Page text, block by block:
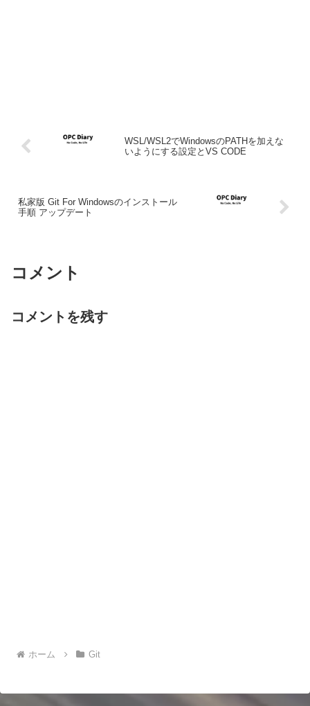
WSL/WSL2でWindowsのPATHを加えな
いようにする設定とVS CODE
私家版 Git For Windowsのインストール
手順 アップデート
コメント
コメントを残す
ホーム Git